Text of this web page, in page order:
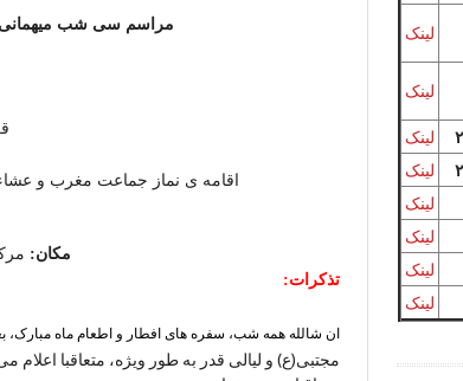
مراسم سی شب میهمانی
اقامه ی نماز جماعت مغرب و
مکان:
تذکرات:
ان شالله همه شب، سفره های افطار و اطعام ماه مبارک،
مجتبی(ع) و لیالی قدر به طور ویژه، متعاقبا اعلام
لینک
لینک
لینک
لینک
لینک
لینک
لینک
لینک